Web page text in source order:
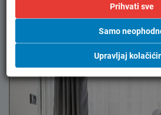
Prihvati sve
Samo
Upravljaj